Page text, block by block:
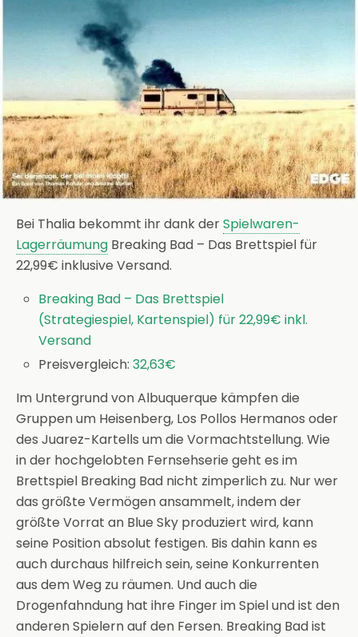
Bei Thalia bekommt ihr dank derSpielwaren-
Lagerräumung Breaking Bad – Das Brettspiel für
22,99€ inklusive Versand.
Breaking Bad – Das Brettspiel
(Strategiespiel, Kartenspiel) für 22,99€ inkl.
Versand
Preisvergleich:32,63€
Im Untergrund von Albuquerque kämpfen die
Gruppen um Heisenberg, Los Pollos Hermanos oder
des Juarez-Kartells um die Vormachtstellung. Wie
in der hochgelobten Fernsehserie geht es im
Brettspiel Breaking Bad nicht zimperlich zu. Nur wer
das größte Vermögen ansammelt, indem der
größte Vorrat an Blue Sky produziert wird, kann
seine Position absolut festigen. Bis dahin kann es
auch durchaus hilfreich sein, seine Konkurrenten
aus dem Weg zu räumen. Und auch die
Drogenfahndung hat ihre Finger im Spiel und ist den
anderen Spielern auf den Fersen. Breaking Bad ist